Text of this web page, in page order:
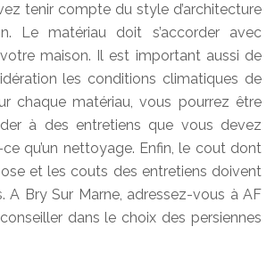
tenir compte du style d’architecture
Le matériau doit s’accorder avec
votre maison. Il est important aussi de
les conditions climatiques de
chaque matériau, vous pourrez être
à des entretiens que vous devez
ce qu’un nettoyage. Enfin, le cout dont
et les couts des entretiens doivent
A Bry Sur Marne, adressez-vous à AF
dans le choix des persiennes